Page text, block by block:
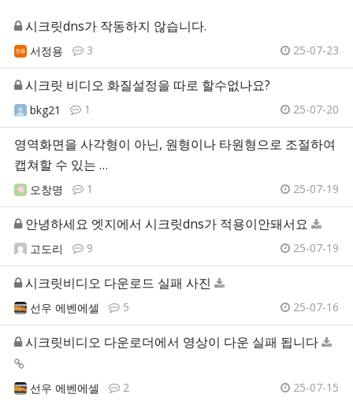
시크릿dns가 작동하지 않습니다.
서정용 3 25-07-23
시크릿 비디오 화질설정을 따로 할수없나요?
bkg21 1 25-07-20
영역화면을 사각형이 아닌, 원형이나 타원형으로 조절하여
캡쳐할 수 있는 …
오창명 1 25-07-19
안녕하세요 엣지에서 시크릿dns가 적용이안돼서요
고도리 9 25-07-19
시크릿비디오 다운로드 실패 사진
선우 에벤에셀 5 25-07-16
시크릿비디오 다운로더에서 영상이 다운 실패 됩니다
선우 에벤에셀 2 25-07-15